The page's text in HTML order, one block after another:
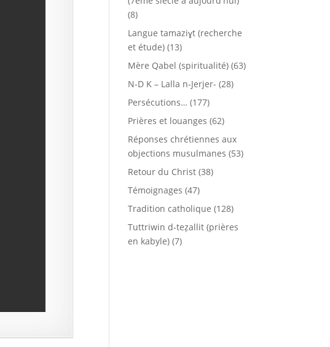
(8)
Langue tamaziɣt (recherche
et étude) (13)
Mère Qabel (spiritualité) (63)
N-D K – Lalla n-Jerjer- (28)
Persécutions… (177)
Prières et louanges (62)
Réponses chrétiennes aux
objections musulmanes (53)
Retour du Christ (38)
Témoignages (47)
Tradition catholique (128)
Tuttriwin d-teẓallit (prières
en kabyle) (7)